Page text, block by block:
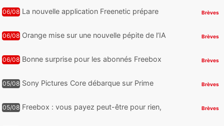
06/08 La nouvelle application Freenetic prépare
Brèves
06/08 Orange mise sur une nouvelle pépite de l’IA Brèves
06/08 Bonne surprise pour les abonnés Freebox
Brèves
05/08 Sony Pictures Core débarque sur Prime
Brèves
05/08 Freebox : vous payez peut-être pour rien,
Brèves